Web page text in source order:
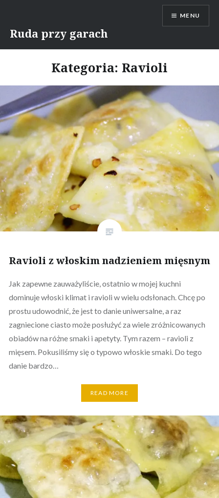
content
Ruda przy garach
MENU
Kategoria: Ravioli
Ravioli z włoskim nadzieniem mięsnym
Jak zapewne zauważyliście, ostatnio w mojej kuchni
dominuje włoski klimat i ravioli w wielu odsłonach. Chcę po
prostu udowodnić, że jest to danie uniwersalne, a raz
zagniecione ciasto może posłużyć za wiele zróżnicowanych
obiadów na różne smaki i apetyty. Tym razem – ravioli z
mięsem. Pokusiliśmy się o typowo włoskie smaki. Do tego
danie bardzo…
READ MORE